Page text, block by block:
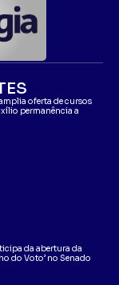
oferta de cursos
permanência a
da abertura da
do Voto’ no Senado